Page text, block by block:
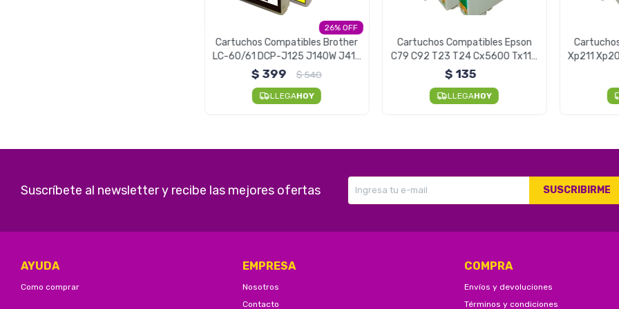
26
Cartuchos Compatibles Brother
LC-60/61 DCP-J125 J140W J410
- Pack x4
$ 399 $540
LLEGAHOY
Cartuchos Compatibles Epson
C79 C92 T23 T24 Cx5600 Tx115
- Negro Unidad
$ 135
LLEGAHOY
Xp211
Suscríbete al newsletter y recibe las mejores ofertas SUSCRIBIRME
AYUDA
Como comprar
EMPRESA
Nosotros
Contacto
COMPRA
Envíos y devoluciones
Términos y condiciones